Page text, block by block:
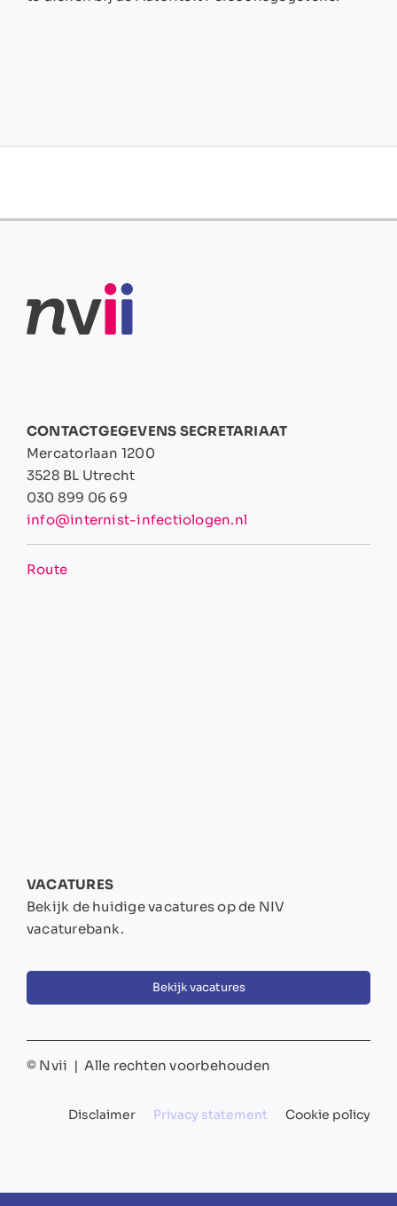
CONTACTGEGEVENS SECRETARIAAT
Mercatorlaan 1200
3528 BL Utrecht
030 899 06 69
info@internist-infectiologen.nl
Route
VACATURES
Bekijk de huidige vacatures op de NIV
vacaturebank.
Bekijk vacatures
© Nvii | Alle rechten voorbehouden
Disclaimer Privacy statement Cookie policy